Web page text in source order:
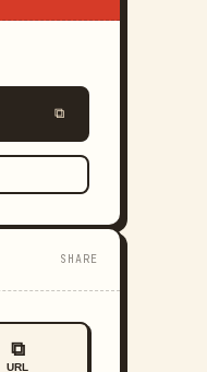
⧉
SHARE
⧉
URL